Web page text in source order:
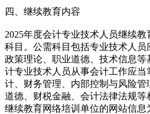
四、继续教育内容
2025年度会计专业技术人员继续
科目。公需科目包括专业技术人员
政策理论、职业道德、技术信息
计专业技术人员从事会计工作应
计、财务管理、内部控制与风险
道德、财税金融、会计法律法规
继续教育网络培训单位的网站信息